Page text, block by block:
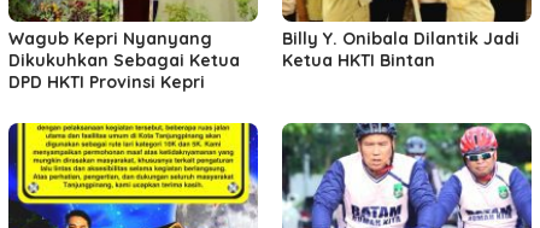
Wagub Kepri Nyanyang
Dikukuhkan Sebagai Ketua
DPD HKTI Provinsi Kepri
Billy Y. Onibala Dilantik Jadi
Ketua HKTI Bintan